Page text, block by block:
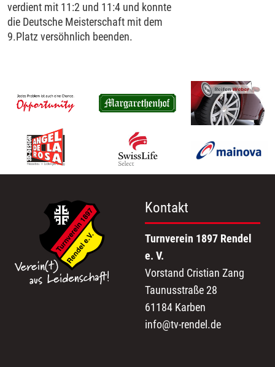
verdient mit 11:2 und 11:4 und konnte
die Deutsche Meisterschaft mit dem
9.Platz versöhnlich beenden.
Kontakt
Turnverein 1897 Rendel
e. V.
Vorstand Cristian Zang
Taunusstraße 28
61184 Karben
info@tv-rendel.de